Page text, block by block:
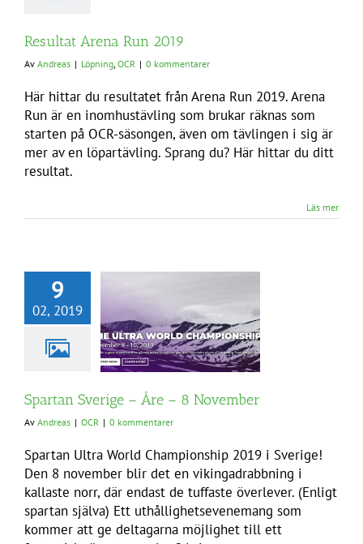
Resultat Arena Run 2019
Av Andreas | Löpning, OCR | 0 kommentarer
Här hittar du resultatet från Arena Run 2019. Arena
Run är en inomhustävling som brukar räknas som
starten på OCR-säsongen, även om tävlingen i sig är
mer av en löpartävling. Sprang du? Här hittar du ditt
resultat.
Läs mer
9
02, 2019
Spartan Sverige – Åre – 8 November
Av Andreas | OCR | 0 kommentarer
Spartan Ultra World Championship 2019 i Sverige!
Den 8 november blir det en vikingadrabbning i
kallaste norr, där endast de tuffaste överlever. (Enligt
spartan själva) Ett uthållighetsevenemang som
kommer att ge deltagarna möjlighet till ett